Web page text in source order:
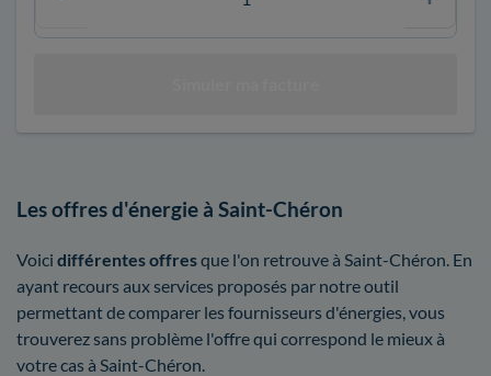
Les offres d'énergie à Saint-Chéron
Voici différentes offresque l'on retrouve à Saint-Chéron. En
ayant recours aux services proposés par notre outil
permettant de comparer les fournisseurs d'énergies, vous
trouverez sans problème l'offre qui correspond le mieux à
votre cas à Saint-Chéron.